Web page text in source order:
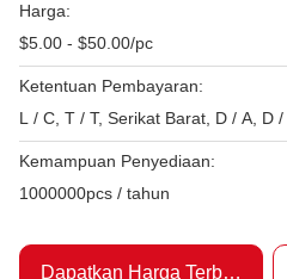
Harga:
$5.00 - $50.00/pc
Ketentuan Pembayaran:
L / C, T / T, Serikat Barat, D / A, D /
Kemampuan Penyediaan:
1000000pcs / tahun
Dapatkan Harga Terbaik